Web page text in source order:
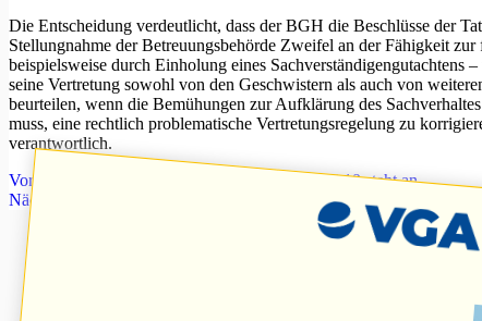
Die Entscheidung verdeutlicht, dass der BGH die Beschlüsse der
Stellungnahme der Betreuungsbehörde Zweifel an der Fähigkeit
beispielsweise durch Einholung eines Sachverständigengutachtens
seine Vertretung sowohl von den Geschwistern als auch von
beurteilen, wenn die Bemühungen zur Aufklärung des
muss, eine rechtlich problematische Vertretungsregelung zu
verantwortlich.
Vorheriger
Die 3. Impfung gegen Covid 19 steht an
Nächster
Verbesserte Pflegeleistungen ab 1.1.2022